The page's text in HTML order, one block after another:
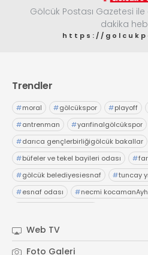
Gölcük Postası Gazetesi
dakika
https://
Trendler
#moral #gölcükspor #playoff
#antrenman #yarıfinalgölcükspor
#darıca gençlerbirliğigölcük bakallar
#büfeler ve tekel bayileri odası #
#gölcük belediyesiesnaf #tuncay
#esnaf odası #necmi
Web TV
Foto Galeri